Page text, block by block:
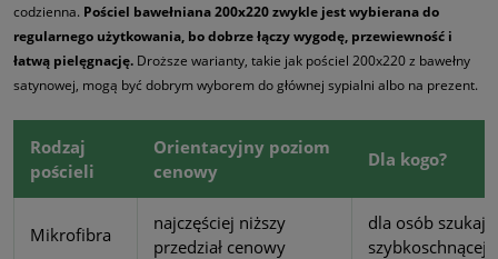
codzienna. Pościel bawełniana 200x220 zwykle jest wybierana do
regularnego użytkowania, bo dobrze łączy wygodę, przewiewność i
łatwą pielęgnację. Droższe warianty, takie jak pościel 200x220 z bawełny
satynowej, mogą być dobrym wyborem do głównej sypialni albo na prezent.
Rodzaj
pościeli
Orientacyjny poziom
cenowy
Dla kogo?
Mikrofibra
najczęściej niższy
przedział cenowy
dla osób
szybkoschnącej